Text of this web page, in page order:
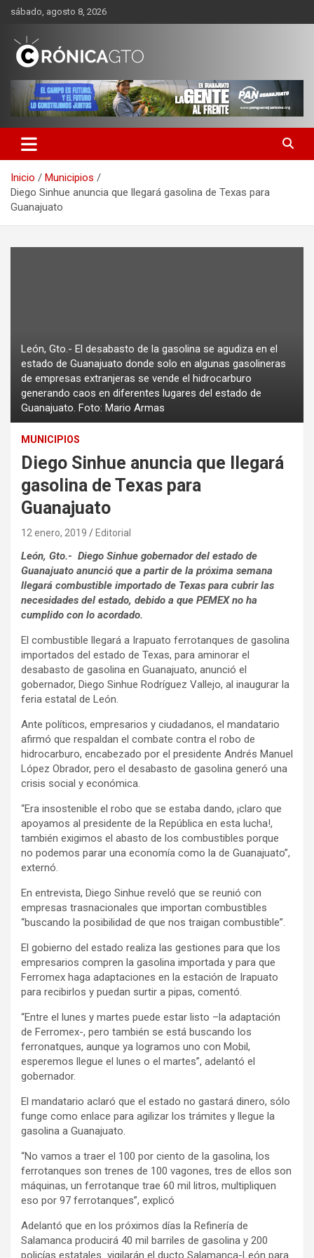
Saltar
contenido
sábado, agosto 8, 2026
CRONICA GUANAJUATO
Inicio
Municipios
Diego Sinhue anuncia que llegará gasolina de Texas para
Guanajuato
León, Gto.- El desabasto de la gasolina se agudiza en el
estado de Guanajuato donde solo en algunas gasolineras
de empresas extranjeras se vende el hidrocarburo
generando caos en diferentes lugares del estado de
Guanajuato. Foto: Mario Armas
MUNICIPIOS
Diego Sinhue anuncia que llegará
gasolina de Texas para
Guanajuato
12 enero, 2019 Editorial
León, Gto.- Diego Sinhue gobernador del estado de
Guanajuato anunció que a partir de la próxima semana
llegará combustible importado de Texas para cubrir las
necesidades del estado, debido a que PEMEX no ha
cumplido con lo acordado.
El combustible llegará a Irapuato ferrotanques de gasolina
importados del estado de Texas, para aminorar el
desabasto de gasolina en Guanajuato, anunció el
gobernador, Diego Sinhue Rodríguez Vallejo, al inaugurar la
feria estatal de León.
Ante políticos, empresarios y ciudadanos, el mandatario
afirmó que respaldan el combate contra el robo de
hidrocarburo, encabezado por el presidente Andrés Manuel
López Obrador, pero el desabasto de gasolina generó una
crisis social y económica.
“Era insostenible el robo que se estaba dando, ¡claro que
apoyamos al presidente de la República en esta lucha!,
también exigimos el abasto de los combustibles porque
no podemos parar una economía como la de Guanajuato”,
externó.
En entrevista, Diego Sinhue reveló que se reunió con
empresas trasnacionales que importan combustibles
“buscando la posibilidad de que nos traigan combustible”.
El gobierno del estado realiza las gestiones para que los
empresarios compren la gasolina importada y para que
Ferromex haga adaptaciones en la estación de Irapuato
para recibirlos y puedan surtir a pipas, comentó.
“Entre el lunes y martes puede estar listo –la adaptación
de Ferromex-, pero también se está buscando los
ferronatques, aunque ya logramos uno con Mobil,
esperemos llegue el lunes o el martes”, adelantó el
gobernador.
El mandatario aclaró que el estado no gastará dinero, sólo
funge como enlace para agilizar los trámites y llegue la
gasolina a Guanajuato.
“No vamos a traer el 100 por ciento de la gasolina, los
ferrotanques son trenes de 100 vagones, tres de ellos son
máquinas, un ferrotanque trae 60 mil litros, multipliquen
eso por 97 ferrotanques”, explicó
Adelantó que en los próximos días la Refinería de
Salamanca producirá 40 mil barriles de gasolina y 200